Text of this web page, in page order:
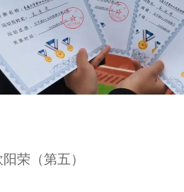
荣（第五）